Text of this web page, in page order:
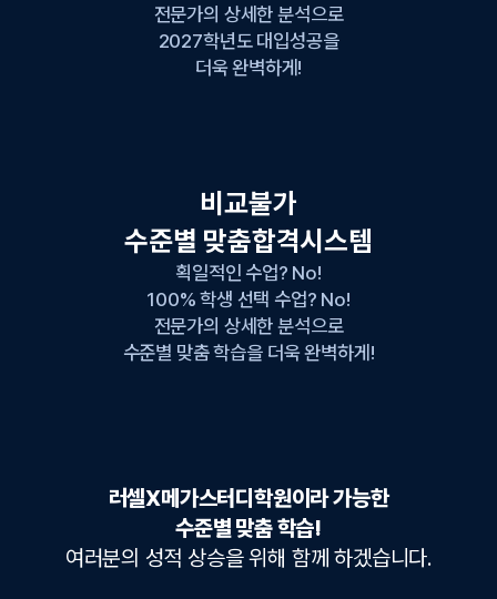
전문가의 상세한 분석으로
2027학년도 대입성공을
더욱 완벽하게!
비교불가
수준별 맞춤합격시스템
획일적인 수업? No!
100% 학생 선택 수업? No!
전문가의 상세한 분석으로
수준별 맞춤 학습을 더욱 완벽하게!
러셀X메가스터디학원이라 가능한
수준별 맞춤 학습!
여러분의 성적 상승을 위해 함께 하겠습니다.